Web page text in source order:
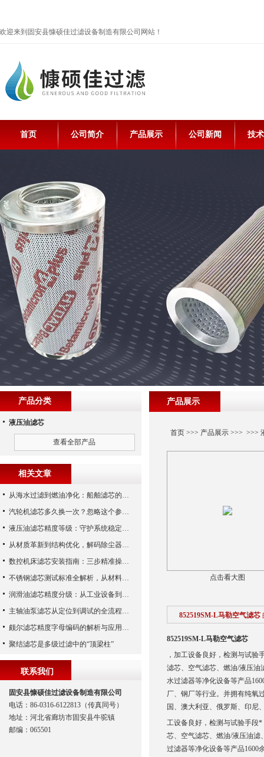
欢迎来到固安县慷硕佳过滤设备制造有限公司网站！
首页 公司简介 产品展示 公司新闻 技
产品展示
首页>>> 产品展示>>> >>>
点击看大图
852519SM-L马勒空气滤芯
852519SM-L马勒空气滤芯
，加工设备良好，检测与试
滤芯、空气滤芯、燃油/液压
水过滤器等净化设备等产品
厂、钢厂等行业。并拥有纯氧
国、澳大利亚、俄罗斯、印尼
工设备良好，检测与试验手段
芯、空气滤芯、燃油/液压油
过滤器等净化设备等产品1600
产品分类
液压油滤芯
查看全部产品
相关文章
从海水过滤到燃油净化：船舶滤芯的多场景应用解析
汽轮机滤芯多久换一次？忽略这个参数，机组非停损失可能上百万！
液压油滤芯精度等级：守护系统稳定与寿命的“微米标尺”
从材质革新到结构优化，解码除尘器滤芯性能跃升的核心逻辑
数控机床滤芯安装指南：三步精准操作，杜绝设备“亚健康”
不锈钢滤芯测试标准全解析，从材料性能到应用场景的严苛验证
润滑油滤芯精度分级：从工业设备到精密系统的过滤密码
主轴油泵滤芯从定位到调试的全流程解析
颇尔滤芯精度字母编码的解析与应用指南
聚结滤芯是多级过滤中的“顶梁柱”
联系我们
固安县慷硕佳过滤设备制造有限公司
电话：86-0316-6122813（传真同号）
地址：河北省廊坊市固安县牛驼镇
邮编：065501